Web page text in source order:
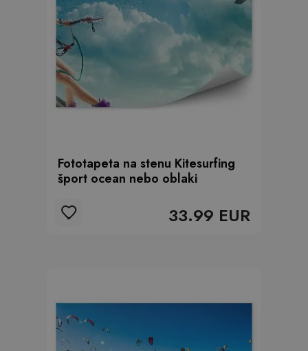
Fototapeta na stenu Kitesurfing
šport ocean nebo oblaki
33.99 EUR